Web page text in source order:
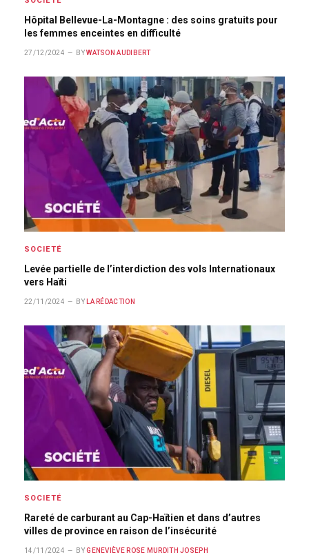
Hôpital Bellevue-La-Montagne : des soins gratuits pour
les femmes enceintes en difficulté
27/12/2024 BY WATSON AUDIBERT
SOCIETÉ
Levée partielle de l’interdiction des vols Internationaux
vers Haïti
22/11/2024 BY LA RÉDACTION
SOCIETÉ
Rareté de carburant au Cap-Haïtien et dans d’autres
villes de province en raison de l’insécurité
14/11/2024 BY GENEVIÈVE ROSE MURDITH JOSEPH